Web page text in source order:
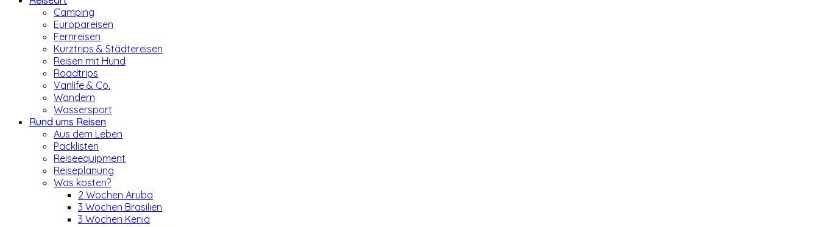
Camping
Europareisen
Fernreisen
Kurztrips & Städtereisen
Reisen mit Hund
Roadtrips
Vanlife & Co.
Wandern
Wassersport
Rund ums Reisen
Aus dem Leben
Packlisten
Reiseequipment
Reiseplanung
Was kosten?
2 Wochen Aruba
3 Wochen Brasilien
3 Wochen Kenia